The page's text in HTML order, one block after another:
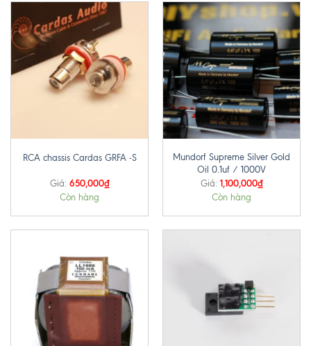
RCA chassis Cardas GRFA -S
Giá: 650,000₫
Còn hàng
Mundorf Supreme Silver Gold
Oil 0.1uf / 1000V
Giá: 1,100,000₫
Còn hàng